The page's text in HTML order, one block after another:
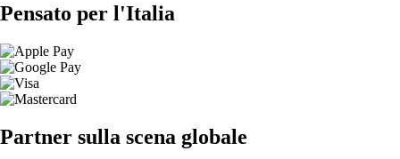
Pensato per l'Italia
Partner sulla scena globale